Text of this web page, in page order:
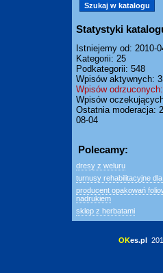
Statystyki
Istniejemy od: 2010-
Kategorii: 25
Podkategorii: 548
Wpisów aktywnych:
Wpisów
Wpisów
Ostatnia moderacja:
08-04
Polecamy:
dresy z weluru
turnusy rehabilitacyjne
producent opakowań
nadrukiem
sklep z herbatami
OKes.pl